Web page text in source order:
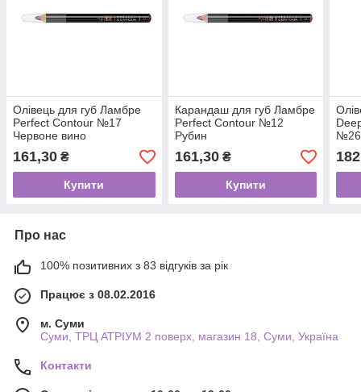
Олівець для губ Ламбре
Perfect Contour №17
Червоне вино
161,30 ₴
Купити
Карандаш для губ Ламбре
Perfect Contour №12
Рубин
161,30₴
Купити
№26
Про нас
100% позитивних з 83 відгуків за рік
Працює з 08.02.2016
м. Суми
Суми, ТРЦ АТРІУМ 2 поверх, магазин 18, Суми, Україна
Контакти